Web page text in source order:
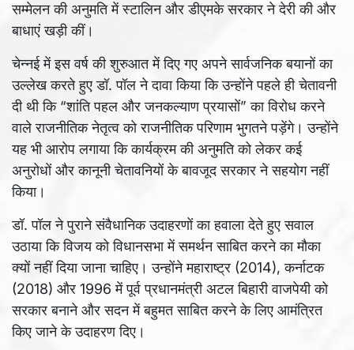
सम्मेलन की अनुमति में स्टालिन और डीएमके सरकार ने देरी की और
बाधाएं खड़ी कीं।
चेन्नई में इस वर्ष की शुरुआत में दिए गए अपने सार्वजनिक बयानों का
उल्लेख करते हुए डॉ. पॉल ने दावा किया कि उन्होंने पहले ही चेतावनी
दी थी कि “शांति पहल और जनकल्याण प्रयासों” का विरोध करने
वाले राजनीतिक नेतृत्व को राजनीतिक परिणाम भुगतने पड़ेंगे। उन्होंने
यह भी आरोप लगाया कि कार्यक्रम की अनुमति को लेकर कई
अनुरोधों और कानूनी चेतावनियों के बावजूद सरकार ने सहयोग नहीं
किया।
डॉ. पॉल ने पुराने संवैधानिक उदाहरणों का हवाला देते हुए सवाल
उठाया कि विजय को विधानसभा में समर्थन साबित करने का मौका
क्यों नहीं दिया जाना चाहिए। उन्होंने महाराष्ट्र (2014), कर्नाटक
(2018) और 1996 में पूर्व प्रधानमंत्री अटल बिहारी वाजपेयी को
सरकार बनाने और सदन में बहुमत साबित करने के लिए आमंत्रित
किए जाने के उदाहरण दिए।